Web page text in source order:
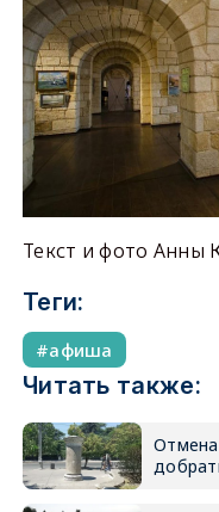
Текст и фото Анны
Теги:
афиша
Читать также: